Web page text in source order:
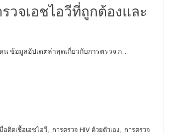
วจเอชไอวีที่ถูกต้องและ
น ข้อมูลอัปเดตล่าสุดเกี่ยวกับการตรวจ ก…
อติดเชื้อเอชไอวี, การตรวจ HIV ด้วยตัวเอง, การตรวจ